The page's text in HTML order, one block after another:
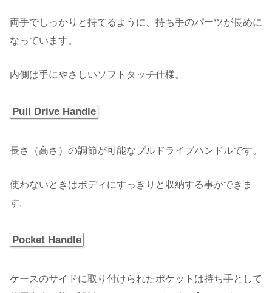
両手でしっかりと持てるように、持ち手のパーツが長めに
なっています。
内側は手にやさしいソフトタッチ仕様。
Pull Drive Handle
長さ（高さ）の調節が可能なプルドライブハンドルです。
使わないときはボディにすっきりと収納する事ができま
す。
Pocket Handle
ケースのサイドに取り付けられたポケットは持ち手として